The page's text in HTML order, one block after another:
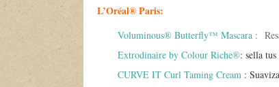
L’Oréal® Paris:
Voluminous® Butterfly™ Mascara :
Extrodinaire by Colour Riche®: sella
CURVE IT Curl Taming Cream :